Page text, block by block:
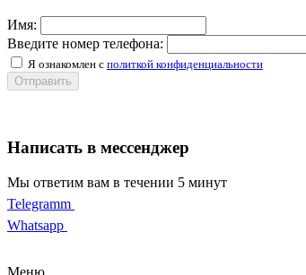
Имя:
Введите номер телефона:
Я ознакомлен с политкой конфиденциальности
Отправить
Написать в мессенджер
Мы ответим вам в течении 5 минут
Telegramm
Whatsapp
Меню